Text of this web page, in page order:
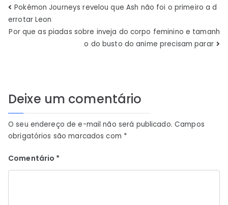
Navegação
de
Pokémon Journeys revelou que Ash não foi o primeiro a d
errotar Leon
Por que as piadas sobre inveja do corpo feminino e tamanh
o do busto do anime precisam parar
Deixe um comentário
O seu endereço de e-mail não será publicado. Campos
obrigatórios são marcados com *
Comentário *